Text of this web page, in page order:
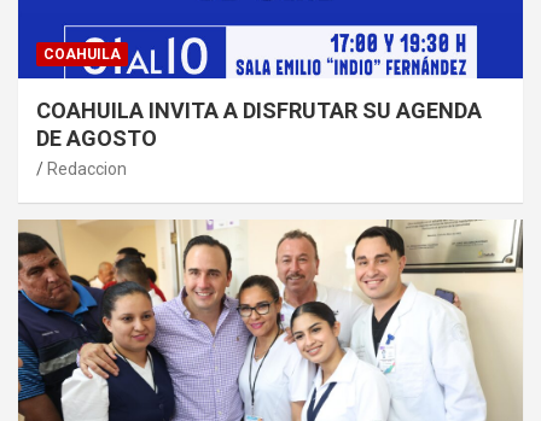
COAHUILA
COAHUILA INVITA A DISFRUTAR SU AGENDA
DE AGOSTO
Redaccion